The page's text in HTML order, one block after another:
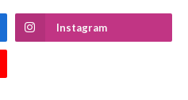
Instagram